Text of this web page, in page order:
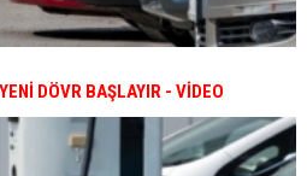
DÖVR BAŞLAYIR - VİDEO